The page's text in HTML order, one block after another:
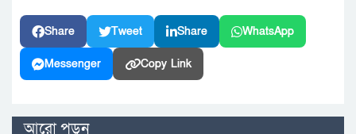
Share Tweet Share WhatsApp
Messenger Copy Link
আরো পড়ুন